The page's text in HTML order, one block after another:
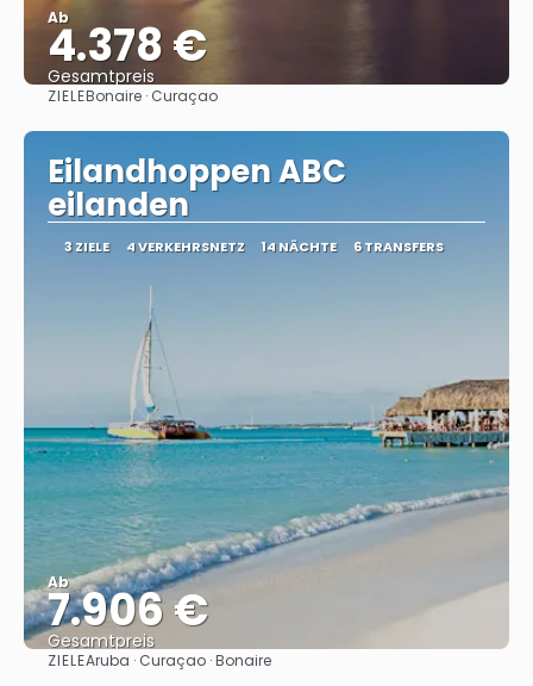
Ab
4.378 €
Gesamtpreis
ZIELEBonaire · Curaçao
Eilandhoppen ABC
eilanden
3 ZIELE 4 VERKEHRSNETZ 14 NÄCHTE 6 TRANSFERS
Ab
7.906 €
Gesamtpreis
Sehen
ZIELEAruba · Curaçao · Bonaire